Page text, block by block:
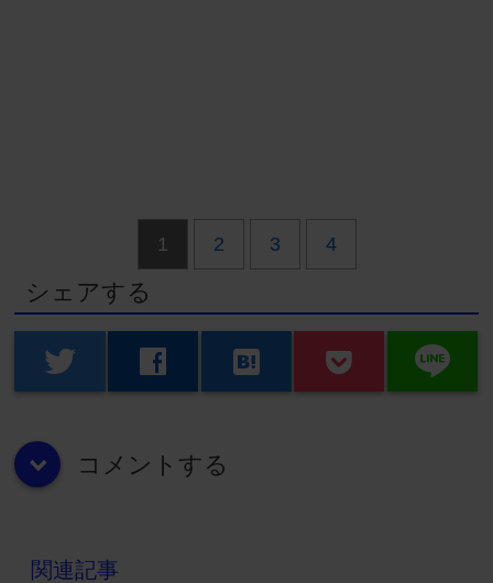
1 2 3 4
シェアする
twitter facebook hatenabookmark line
down コメントする
関連記事